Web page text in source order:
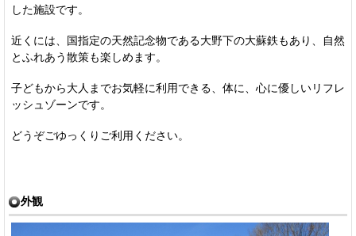
した施設です。
近くには、国指定の天然記念物である大野下の大蘇鉄もあり、自然
とふれあう散策も楽しめます。
子どもから大人までお気軽に利用できる、体に、心に優しいリフレ
ッシュゾーンです。
どうぞごゆっくりご利用ください。
外観